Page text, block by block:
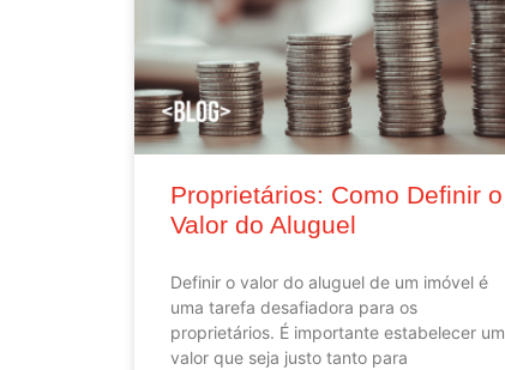
Proprietários: Como Definir o
Valor do Aluguel
Definir o valor do aluguel de um imóvel é
uma tarefa desafiadora para os
proprietários. É importante estabelecer um
valor que seja justo tanto para